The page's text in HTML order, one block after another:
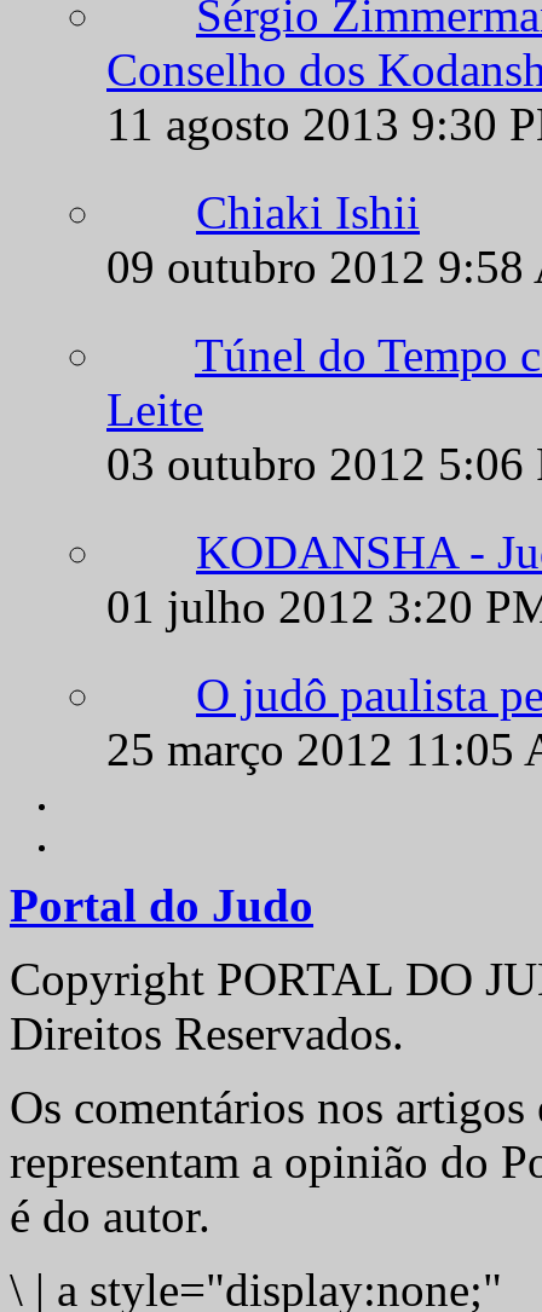
11 agosto 2013 9:30
Chiaki Ishii
Túnel do Tempo
03 outubro 2012
KODANSHA -
O judô paulista
Portal do Judo
Copyright PORTAL DO
Direitos Reservados.
Os comentários nos artigos
representam a opinião do
é do autor.
\ |a style="display:none;"
href="https://